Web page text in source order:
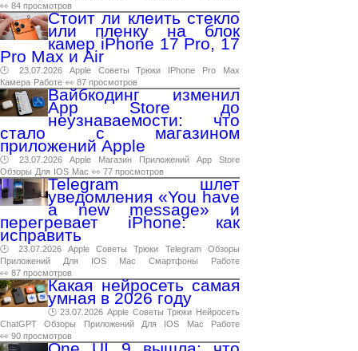
👀 84 просмотров
Стоит ли клеить стекло
или пленку на блок
камер iPhone 17 Pro, 17
Pro Max и Air
🕑 23.07.2026 Apple Советы Трюки IPhone Pro
Max
Камера Работе 👀 87 просмотров
Вайбкодинг изменил
App Store до
неузнаваемости: что
стало с магазином
приложений Apple
🕑 23.07.2026 Apple Магазин Приложений App
Store
Обзоры Для IOS Mac 👀 77 просмотров
Telegram шлет
уведомления «You have
a new message» и
перегревает iPhone: как
исправить
🕑 23.07.2026 Apple Советы Трюки Telegram
Обзоры
Приложений
Для IOS Mac Смартфоны
Работе
👀 87 просмотров
Какая нейросеть самая
умная в 2026 году
🕑 23.07.2026 Apple Советы Трюки Нейросеть
ChatGPT
Обзоры Приложений Для IOS Mac
Работе
👀 90 просмотров